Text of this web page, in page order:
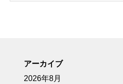
アーカイブ
2026年8月